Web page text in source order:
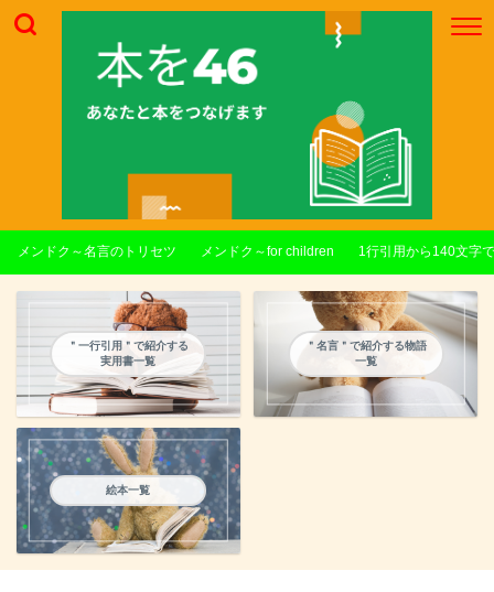
メンドク～名言のトリセツ メンドク～for children 1行引用から140文字
＂一行引用＂で紹介する
実用書一覧
＂名言＂で紹介する物語
一覧
絵本一覧